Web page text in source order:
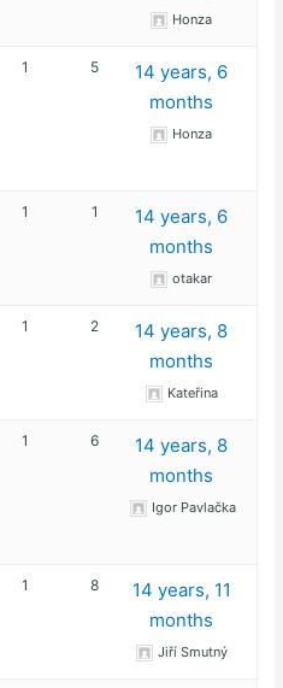
Honza
1 5
14 years, 6
months
Honza
1 1
14 years, 6
months
otakar
1 2
14 years, 8
months
Kateřina
1 6
14 years, 8
months
Igor Pavlačka
1 8
14 years, 11
months
Jiří Smutný